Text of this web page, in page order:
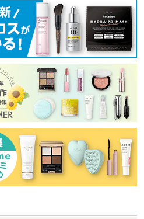
らせがあります
ショッピン
グサイトへ